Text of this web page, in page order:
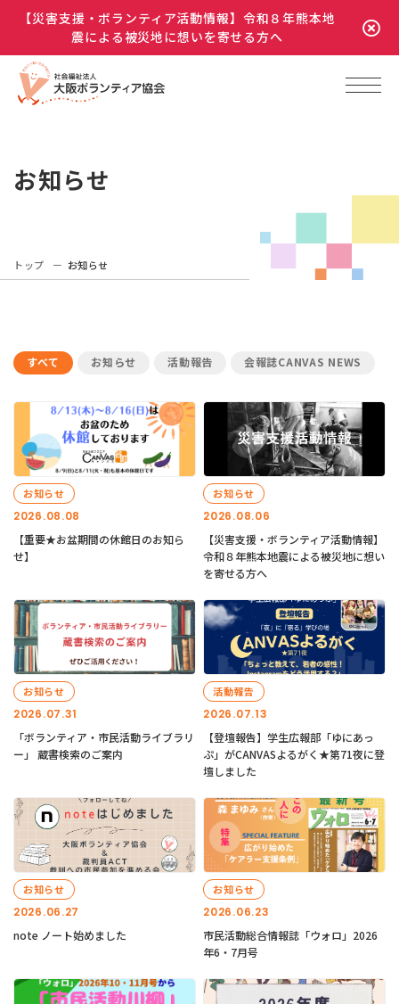
【災害支援・ボランティア活動情報】令和８年熊本地
震による被災地に想いを寄せる方へ
お知らせ
トップ お知らせ
すべて お知らせ 活動報告 会報誌CANVAS NEWS
2026.08.08
お知らせ
【重要★お盆期間の休館日のお知ら
せ】
2026.08.06
お知らせ
【災害支援・ボランティア活動情報】
令和８年熊本地震による被災地に想い
を寄せる方へ
2026.07.31
お知らせ
「ボランティア・市民活動ライブラリ
ー」 蔵書検索のご案内
2026.07.13
活動報告
【登壇報告】学生広報部「ゆにあっ
ぷ」がCANVASよるがく★第71夜に登
壇しました
2026.06.27
お知らせ
note ノート始めました
2026.06.23
お知らせ
市民活動総合情報誌「ウォロ」2026
年6・7月号